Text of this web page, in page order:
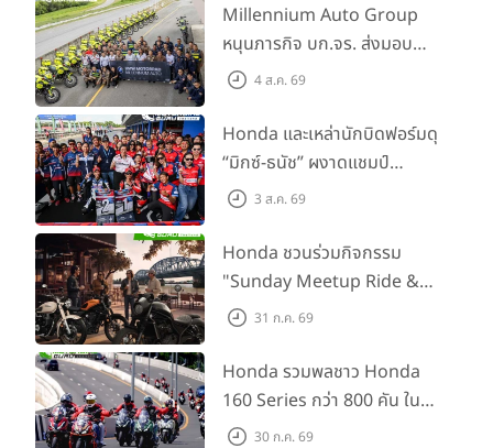
Millennium Auto Group
หนุนภารกิจ บก.จร. ส่งมอบ
BMW R 1300 GS และ F 900
พร้อม ยกระดับทักษะการขับขี่
เสริมศักยภาพตำรวจจราจร
4 ส.ค. 69
Honda และเหล่านักบิดฟอร์มดุ
“มิกซ์-ธนัช” ผงาดแชมป์
SS600 2 สนามติด “ข้าวกล้อง”
สนาม 2
3 ส.ค. 69
Honda ชวนร่วมกิจกรรม
"Sunday Meetup Ride &
Soul" จิบกาแฟ พูดคุย แลก
กัน 16 ส.ค. นี้
31 ก.ค. 69
Honda รวมพลชาว Honda
160 Series กว่า 800 คัน ใน
งาน “THE ONE-SIXTI-ER ตัว
30 ก.ค. 69